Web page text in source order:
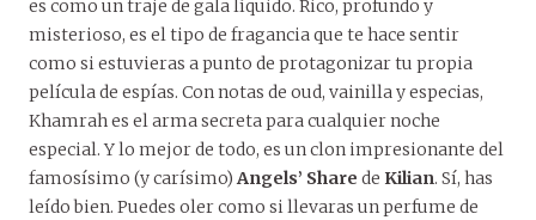
es como un traje de gala líquido. Rico, profundo y
misterioso, es el tipo de fragancia que te hace sentir
como si estuvieras a punto de protagonizar tu propia
película de espías. Con notas de oud, vainilla y especias,
Khamrah es el arma secreta para cualquier noche
especial. Y lo mejor de todo, es un clon impresionante del
famosísimo (y carísimo)Angels’ Share de Kilian. Sí, has
leído bien. Puedes oler como si llevaras un perfume de